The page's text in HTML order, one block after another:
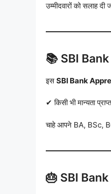
उम्मीदवारों को सलाह
📚 SBI
इसSBI Bank
✔ किसी भी मान्यता
चाहे आपने BA, BSc,
🎂 SBI